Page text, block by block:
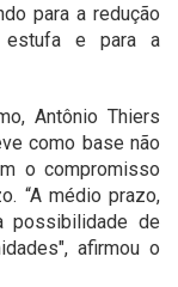
para a redução
e para a
Antônio Thiers
como base não
o compromisso
“A médio prazo,
possibilidade de
afirmou o